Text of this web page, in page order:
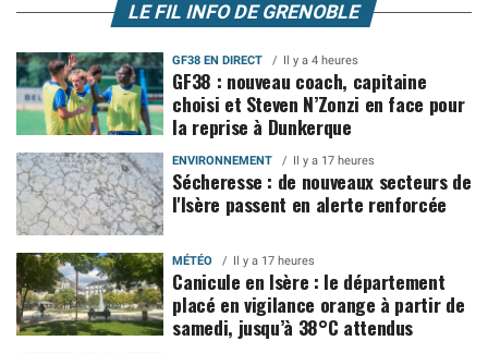
LE FIL INFO DE GRENOBLE
GF38 EN DIRECT Il y a 4 heures
GF38 : nouveau coach, capitaine
choisi et Steven N’Zonzi en face pour
la reprise à Dunkerque
ENVIRONNEMENT Il y a 17 heures
Sécheresse : de nouveaux secteurs de
l'Isère passent en alerte renforcée
MÉTÉO Il y a 17 heures
Canicule en Isère : le département
placé en vigilance orange à partir de
samedi, jusqu’à 38°C attendus